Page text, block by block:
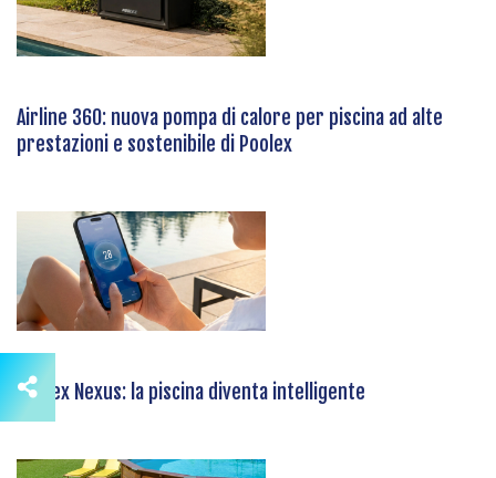
Airline 360: nuova pompa di calore per piscina ad alte
prestazioni e sostenibile di Poolex
Poolex Nexus: la piscina diventa intelligente